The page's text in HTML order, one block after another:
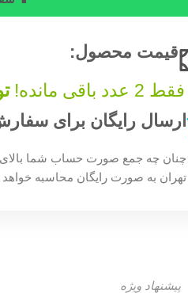
قیمت محصول:​
فقط 2 عدد باقی مانده!
ارسال رایگان برای سفارش های بالای
تهران به صورت رایگان محاسبه
پیشنهاد ویژه